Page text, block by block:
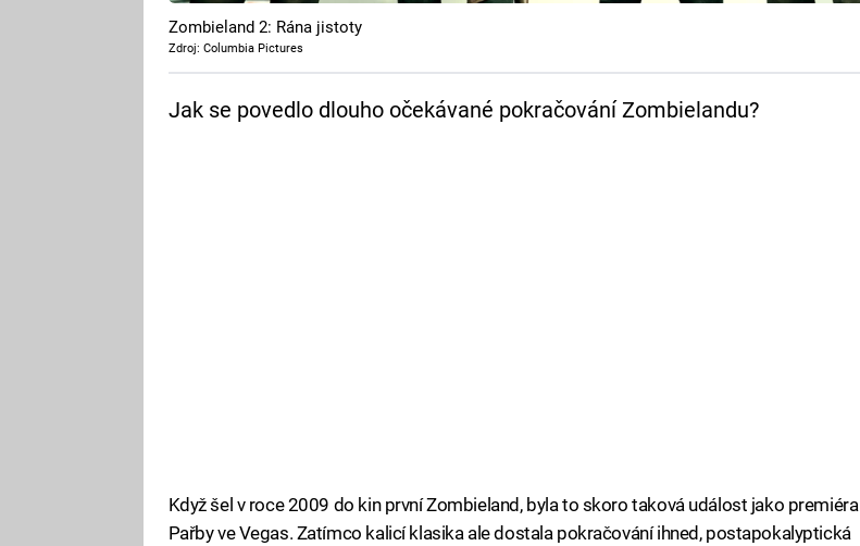
Zombieland 2: Rána jistoty
Zdroj: Columbia Pictures
Jak se povedlo dlouho očekávané pokračování Zombielandu?
Když šel v roce 2009 do kin první Zombieland, byla to skoro taková událost jako premiéra
Pařby ve Vegas. Zatímco kalicí klasika ale dostala pokračování ihned, postapokalyptická